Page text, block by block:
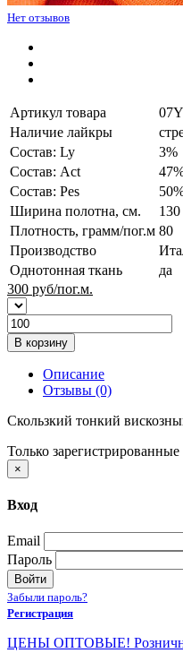
Нет отзывов
Артикул товара
Наличие лайкры
Состав: Ly
3%
Состав: Act
Состав: Pes
Ширина полотна, см.
130
Плотность, грамм/пог.м 80
Производство
Однотонная ткань
да
300 руб/пог.м.
В корзину
Описание
Отзывы (0)
Скользкий тонкий
Только
×
Вход
Email
Пароль
Войти
Забыли пароль?
Регистрация
ЦЕНЫ ОПТОВЫЕ!